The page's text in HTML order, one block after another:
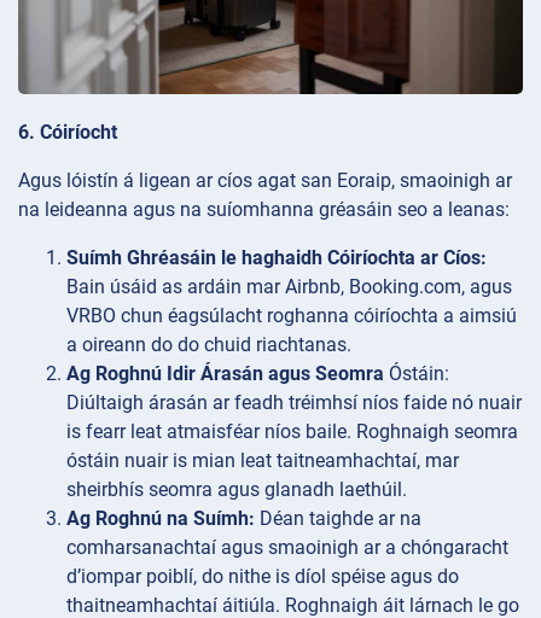
6. Cóiríocht
Agus lóistín á ligean ar cíos agat san Eoraip, smaoinigh ar
na leideanna agus na suíomhanna gréasáin seo a leanas:
Suímh Ghréasáin le haghaidh Cóiríochta ar Cíos:
Bain úsáid as ardáin mar Airbnb, Booking.com, agus
VRBO chun éagsúlacht roghanna cóiríochta a aimsiú
a oireann do do chuid riachtanas.
Ag Roghnú Idir Árasán agus Seomra Óstáin:
Diúltaigh árasán ar feadh tréimhsí níos faide nó nuair
is fearr leat atmaisféar níos baile. Roghnaigh seomra
óstáin nuair is mian leat taitneamhachtaí, mar
sheirbhís seomra agus glanadh laethúil.
Ag Roghnú na Suímh: Déan taighde ar na
comharsanachtaí agus smaoinigh ar a chóngaracht
d’iompar poiblí, do nithe is díol spéise agus do
thaitneamhachtaí áitiúla. Roghnaigh áit lárnach le go